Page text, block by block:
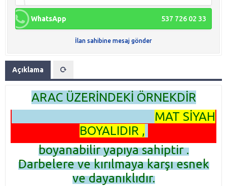
WhatsApp 537 726 02 33
İlan sahibine mesaj gönder
Açıklama
ARAC ÜZERİNDEKİ ÖRNEKDİR
MAT SİYAH
BOYALIDIR ,
boyanabilir yapıya sahiptir .
Darbelere ve kırılmaya karşı esnek
ve dayanıklıdır.